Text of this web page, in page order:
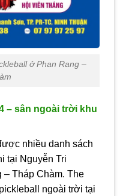
ở Phan Rang –
– sân ngoài trời khu
nhiều danh sách
tại Nguyễn Tri
– Tháp Chàm. The
ngoài trời tại